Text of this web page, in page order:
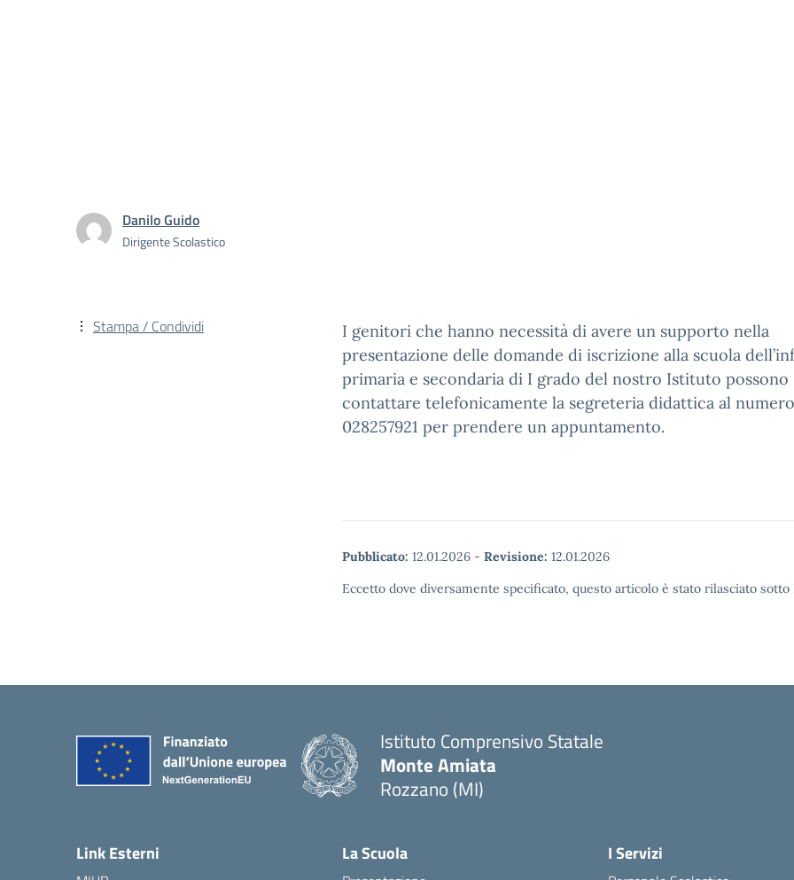
Danilo Guido
Dirigente Scolastico
I genitori che hanno necessità di avere un supporto nella
presentazione delle domande di iscrizione alla scuola
primaria e secondaria di I grado del nostro Istituto possono
contattare telefonicamente la segreteria didattica al numero
028257921 per prendere un appuntamento.
Pubblicato: 12.01.2026 - Revisione: 12.01.2026
Eccetto dove diversamente specificato, questo articolo è stato rilasciato
Stampa / Condividi
Istituto Comprensivo Statale
Monte Amiata
Rozzano (MI)
Link Esterni La Scuola I Servizi